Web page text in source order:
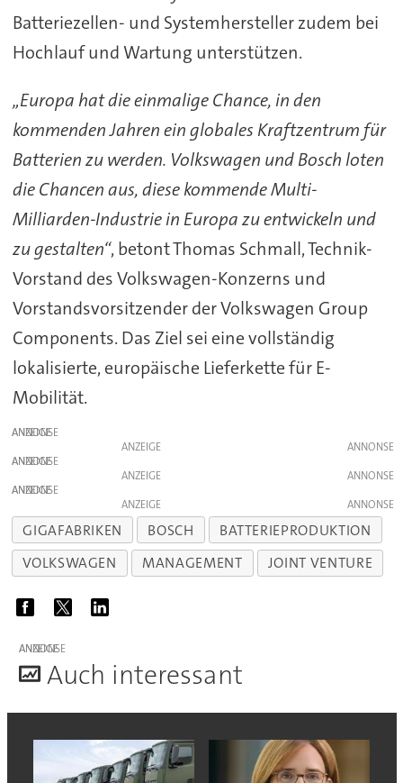
Batteriezellen- und Systemhersteller zudem bei
Hochlauf und Wartung unterstützen.
„Europa hat die einmalige Chance, in den
kommenden Jahren ein globales Kraftzentrum für
Batterien zu werden. Volkswagen und Bosch loten
die Chancen aus, diese kommende Multi-
Milliarden-Industrie in Europa zu entwickeln und
zu gestalten“, betont Thomas Schmall, Technik-
Vorstand des Volkswagen-Konzerns und
Vorstandsvorsitzender der Volkswagen Group
Components. Das Ziel sei eine vollständig
lokalisierte, europäische Lieferkette für E-
Mobilität.
ANZEIGE
ANZEIGE
ANZEIGE
ANZEIGE
ANZEIGE
ANZEIGE
GIGAFABRIKEN BOSCH
BATTERIEPRODUKTION
VOLKSWAGEN
MANAGEMENT JOINT VENTURE
ANZEIGE
Auch interessant